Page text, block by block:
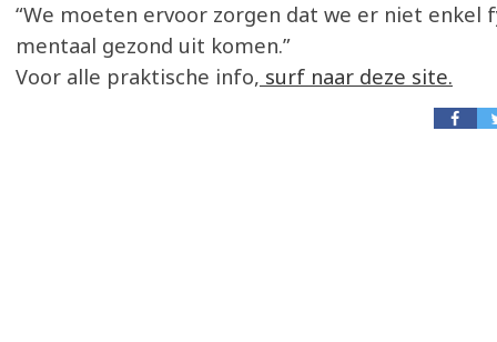
“We moeten ervoor zorgen dat we er niet enkel
mentaal gezond uit komen.”
Voor alle praktische info, surf naar deze site.